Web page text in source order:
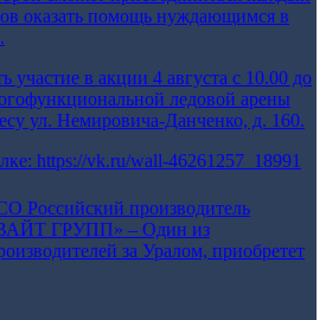
оказать помощь нуждающимся в
участие в акции 4 августа с 10.00 до
ледовой арены
ул. Немировича-Данченко, д. 160.
https://vk.ru/wall-46261257_18991
Российский производитель
ГРУПП» – Один из
за Уралом, приобретет